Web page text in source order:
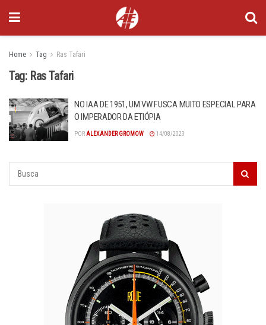
Home Tag Ras Tafari
Tag: Ras Tafari
NO IAA DE 1951, UM VW FUSCA MUITO ESPECIAL PARA
O IMPERADOR DA ETIÓPIA
POR ALEXANDER GROMOW 14/08/2023